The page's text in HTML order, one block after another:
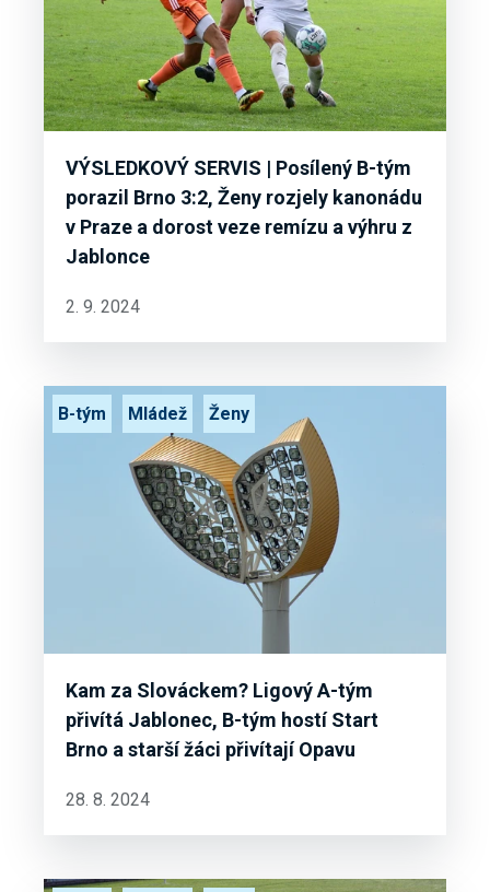
VÝSLEDKOVÝ SERVIS | Posílený B-tým
porazil Brno 3:2, Ženy rozjely kanonádu
v Praze a dorost veze remízu a výhru z
Jablonce
2. 9. 2024
Kam za Slováckem? Ligový A-tým
přivítá Jablonec, B-tým hostí Start
Brno a starší žáci přivítají Opavu
B-tým Mládež Ženy
28. 8. 2024